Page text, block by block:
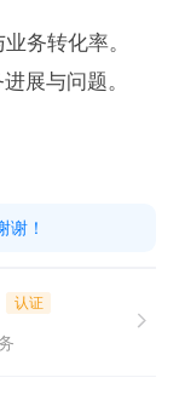
务转化率。
展与问题。
谢！
认证